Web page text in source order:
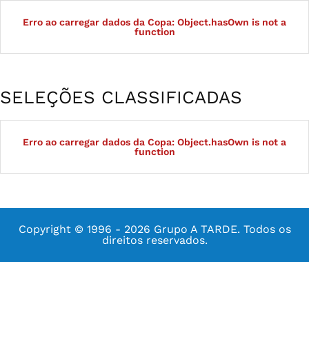
Erro ao carregar dados da Copa: Object.hasOwn is not a
function
SELEÇÕES CLASSIFICADAS
Erro ao carregar dados da Copa: Object.hasOwn is not a
function
Copyright © 1996 - 2026 Grupo A TARDE. Todos os
direitos reservados.